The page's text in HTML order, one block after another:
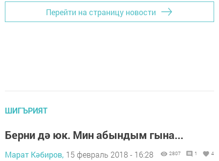
Перейти на страницу новости
ШИГЪРИЯТ
Берни дә юк. Мин абындым гына...
Марат Кәбиров, 15 февраль 2018 - 16:28 2807 1 4